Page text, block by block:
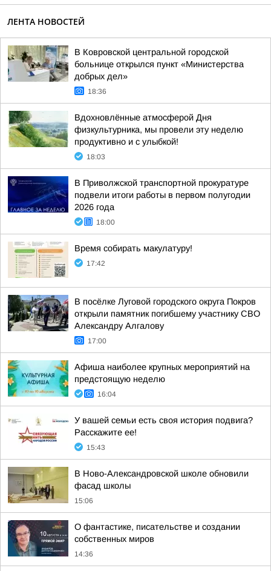
ЛЕНТА НОВОСТЕЙ
В Ковровской центральной городской
больнице открылся пункт «Министерства
добрых дел»
18:36
Вдохновлённые атмосферой Дня
физкультурника, мы провели эту неделю
продуктивно и с улыбкой!
18:03
В Приволжской транспортной прокуратуре
подвели итоги работы в первом полугодии
2026 года
18:00
Время собирать макулатуру!
17:42
В посёлке Луговой городского округа Покров
открыли памятник погибшему участнику СВО
Александру Алгалову
17:00
Афиша наиболее крупных мероприятий на
предстоящую неделю
16:04
У вашей семьи есть своя история подвига?
Расскажите ее!
15:43
В Ново-Александровской школе обновили
фасад школы
15:06
О фантастике, писательстве и создании
собственных миров
14:36